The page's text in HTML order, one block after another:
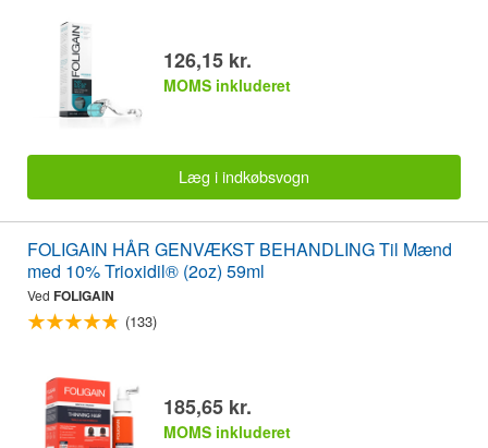
126,15 kr.
MOMS inkluderet
Læg i indkøbsvogn
FOLIGAIN HÅR GENVÆKST BEHANDLING Til Mænd
med 10% Trioxidil® (2oz) 59ml
Ved FOLIGAIN
(133)
185,65 kr.
MOMS inkluderet